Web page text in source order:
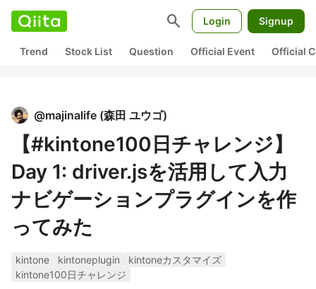
search Login Signup
Trend Stock List Question Official Event Official
@majinalife (森田 ユウゴ)
【#kintone100日チャレンジ】
Day 1: driver.jsを活用して入力
ナビゲーションプラグインを作
ってみた
kintone kintoneplugin
kintoneカスタマイズ
kintone100日チャレンジ